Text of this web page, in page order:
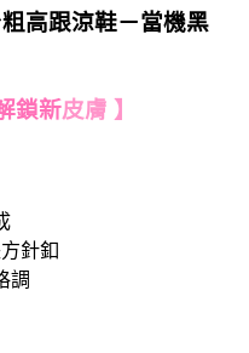
熱搜穿搭 𝐀𝐥𝐥 𝐁𝐥𝐚𝐜𝐤-暗黑少女
高跟涼鞋－當機黑
鎖新皮膚 】
針釦
調